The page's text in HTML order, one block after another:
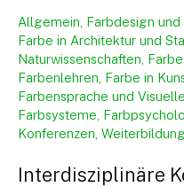
Allgemein Farbdesign
Farbe in Architektur und
Naturwissenschaften
Farbenlehren Farbe in
Farbensprache und
Farbsysteme
Konferenzen Weiterbildung
Interdisziplinäre